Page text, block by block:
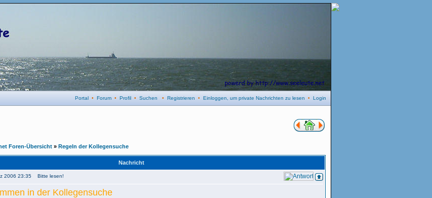
Portal • Forum • Profil • Suchen • Registrieren • Einloggen, um private Nachrichten zu lesen • Login
Foren-Übersicht » Regeln der Kollegensuche
Nachricht
2006 23:35 Bitte lesen!
in der Kollegensuche